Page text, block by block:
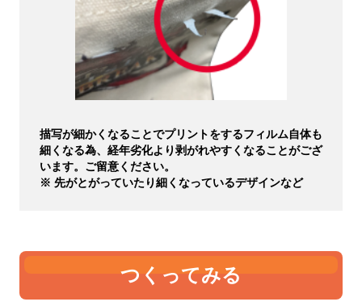
描写が細かくなることでプリントをするフィルム自体も
細くなる為、経年劣化より剥がれやすくなることがござ
います。ご留意ください。
※ 先がとがっていたり細くなっているデザインなど
つくってみる